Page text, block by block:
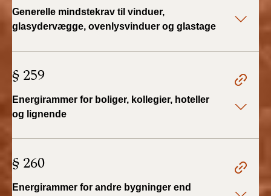
2022)
BR18 (29/6 - 31/12
BR18 (1/1-29/6
BR18 (1/7-31/12
Generelle mindstekrav til vinduer,
glasydervægge, ovenlysvinduer og glastage
§ 259
Energirammer for boliger, kollegier, hoteller
og lignende
§ 260
Energirammer for andre bygninger end